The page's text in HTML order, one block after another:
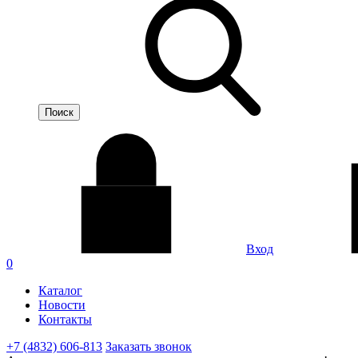
Вход
0
Каталог
Новости
Контакты
+7 (4832) 606-813 Заказать звонок